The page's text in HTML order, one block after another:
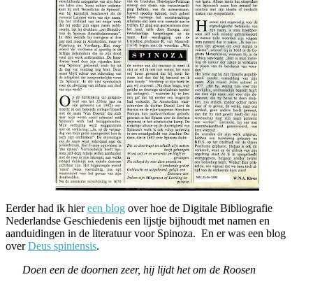
Eerder had ik hiereen blog over hoe de Digitale Bibliografie
Nederlandse Geschiedenis een lijstje bijhoudt met namen en
aanduidingen in de literatuur voor Spinoza. En er was een blog
overDeus spiniensis.
Doen een de doornen zeer, hij lijdt het om de Roosen